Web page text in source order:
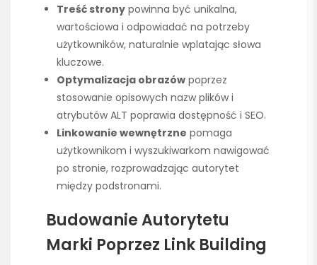
Treść strony powinna być unikalna,
wartościowa i odpowiadać na potrzeby
użytkowników, naturalnie wplatając słowa
kluczowe.
Optymalizacja obrazów poprzez
stosowanie opisowych nazw plików i
atrybutów ALT poprawia dostępność i SEO.
Linkowanie wewnętrzne pomaga
użytkownikom i wyszukiwarkom nawigować
po stronie, rozprowadzając autorytet
między podstronami.
Budowanie Autorytetu
Marki Poprzez Link Building